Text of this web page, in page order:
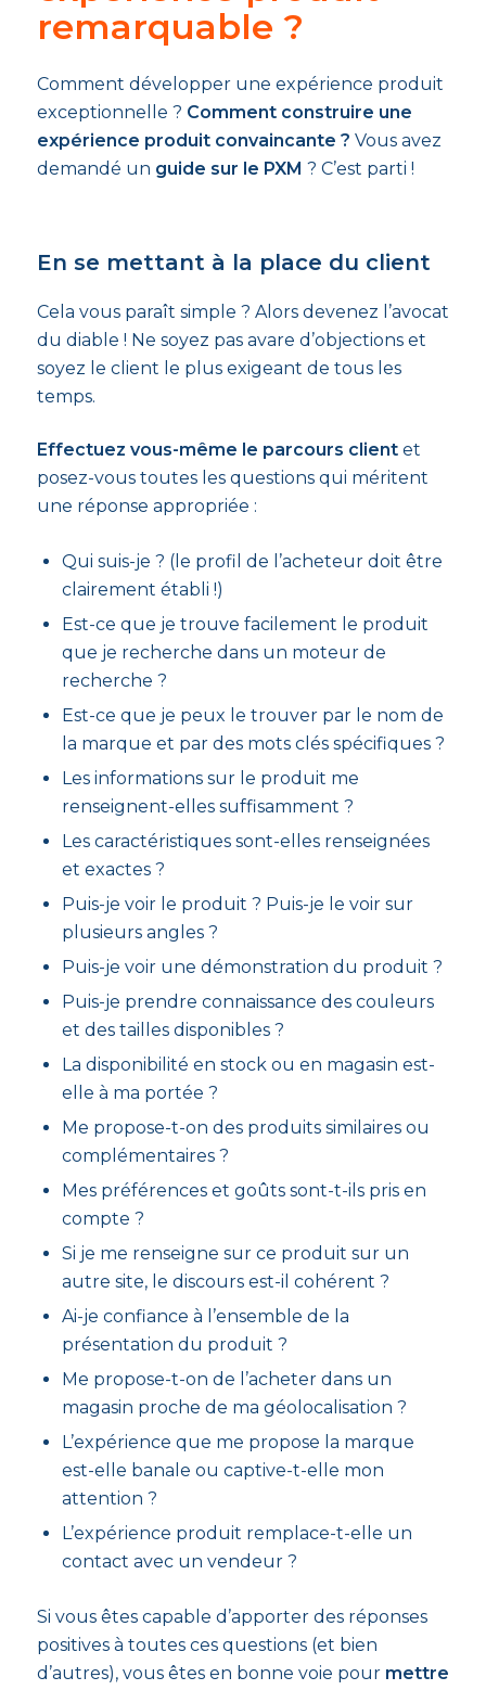
remarquable ?
Comment développer une expérience produit
exceptionnelle ? Comment construire une
expérience produit convaincante ? Vous avez
demandé un guide sur le PXM ? C’est parti !
En se mettant à la place du client
Cela vous paraît simple ? Alors devenez l’avocat
du diable ! Ne soyez pas avare d’objections et
soyez le client le plus exigeant de tous les
temps.
Effectuez vous-même le parcours clientet
posez-vous toutes les questions qui méritent
une réponse appropriée :
Qui suis-je ? (le profil de l’acheteur doit être
clairement établi !)
Est-ce que je trouve facilement le produit
que je recherche dans un moteur de
recherche ?
Est-ce que je peux le trouver par le nom de
la marque et par des mots clés spécifiques ?
Les informations sur le produit me
renseignent-elles suffisamment ?
Les caractéristiques sont-elles renseignées
et exactes ?
Puis-je voir le produit ? Puis-je le voir sur
plusieurs angles ?
Puis-je voir une démonstration du produit ?
Puis-je prendre connaissance des couleurs
et des tailles disponibles ?
La disponibilité en stock ou en magasin est-
elle à ma portée ?
Me propose-t-on des produits similaires ou
complémentaires ?
Mes préférences et goûts sont-t-ils pris en
compte ?
Si je me renseigne sur ce produit sur un
autre site, le discours est-il cohérent ?
Ai-je confiance à l’ensemble de la
présentation du produit ?
Me propose-t-on de l’acheter dans un
magasin proche de ma géolocalisation ?
L’expérience que me propose la marque
est-elle banale ou captive-t-elle mon
attention ?
L’expérience produit remplace-t-elle un
contact avec un vendeur ?
Si vous êtes capable d’apporter des réponses
positives à toutes ces questions (et bien
d’autres), vous êtes en bonne voie pour mettre